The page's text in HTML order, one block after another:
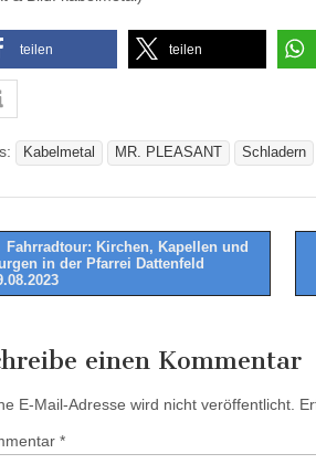
teilen teilen
Kabelmetal MR. PLEASANT Schladern
Fahrradtour: Kirchen, Kapellen und
in der Pfarrei Dattenfeld
einen Kommentar
E-Mail-Adresse wird nicht veröffentlicht.
*